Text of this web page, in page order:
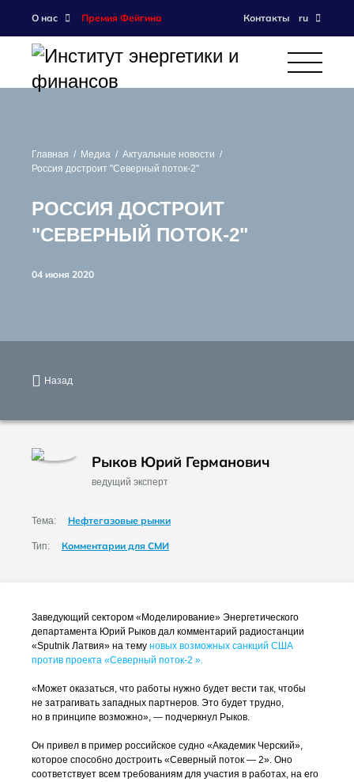
О нас Премия Фейгина Контакты ru
Главная Медиа
Актуальные новости
Россия достроит "Северный поток-2"
РОССИЯ ДОСТРОИТ
"СЕВЕРНЫЙ ПОТОК-2"
04 июня 2020
Назад
Рыков Юрий Германович
ведущий эксперт
Тема: Нефтегазовые рынки
Тип: Комментарии для СМИ
Заведующий сектором «Моделирование» Энергетического
департамента Юрий Рыков дал комментарий радиостанции
«Sputnik Латвия» на тему новых возможных санкций США
против проекта «Северный поток-2 ».
«Может оказаться, что работы нужно будет вести так, чтобы
не затрагивать западных партнеров. Это будет трудно,
но в принципе возможно», — подчеркнул Рыков.
Он привел в пример российское судно «Академик Черский»,
которое способно достроить «Северный поток — 2». Оно
соответствует всем требованиям для участия в работах, на его